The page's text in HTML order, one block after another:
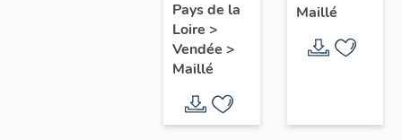
: saint
Pient
Pays de la
Loire >
Vendée >
Maillé
Maillé